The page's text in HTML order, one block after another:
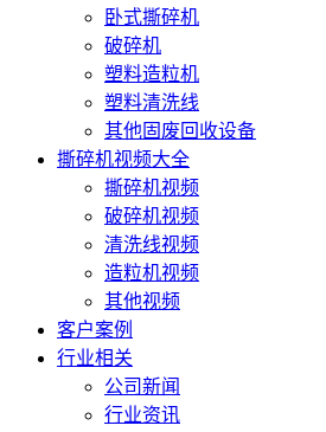
卧式撕碎机
破碎机
塑料造粒机
塑料清洗线
其他固废回收设备
撕碎机视频大全
撕碎机视频
破碎机视频
清洗线视频
造粒机视频
其他视频
客户案例
行业相关
公司新闻
行业资讯